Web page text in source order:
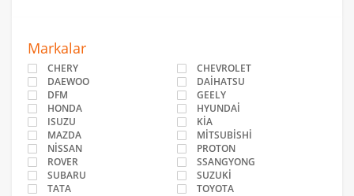
Markalar
CHERY
CHEVROLET
DAEWOO
DAİHATSU
DFM
GEELY
HONDA
HYUNDAİ
ISUZU
KİA
MAZDA
MİTSUBİSHİ
NİSSAN
PROTON
ROVER
SSANGYONG
SUBARU
SUZUKİ
TATA
TOYOTA